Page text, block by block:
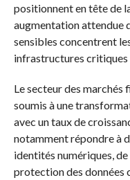
positionnent en tête de
augmentation attendue
sensibles concentrent
infrastructures
Le secteur des
soumis à une
avec un taux de
notamment répondre à
identités numériques,
protection des données